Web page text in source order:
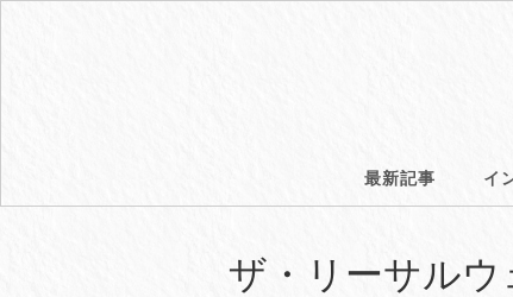
最新記事 イ
ザ・リーサルウ